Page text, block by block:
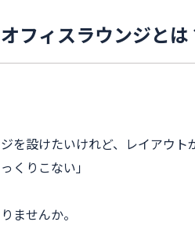
オフィスラウンジと
を設けたいけれど、レイアウト
くりこない」
ませんか。